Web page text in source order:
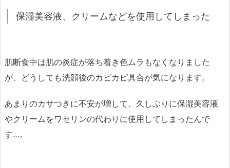
保湿美容液、クリームなどを使用してしまった
肌断食中は肌の炎症が落ち着き色ムラもなくなりました
が、どうしても洗顔後のカピカピ具合が気になります。
あまりのカサつきに不安が増して、久しぶりに保湿美容液
やクリームをワセリンの代わりに使用してしまったんで
す…。